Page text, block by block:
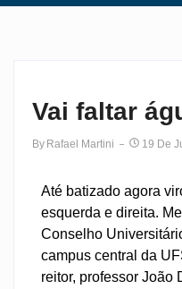
Vai faltar
By Rafael Martini 19 De
Até batizado agora
esquerda e direita.
Conselho
campus central da
reitor, professor João